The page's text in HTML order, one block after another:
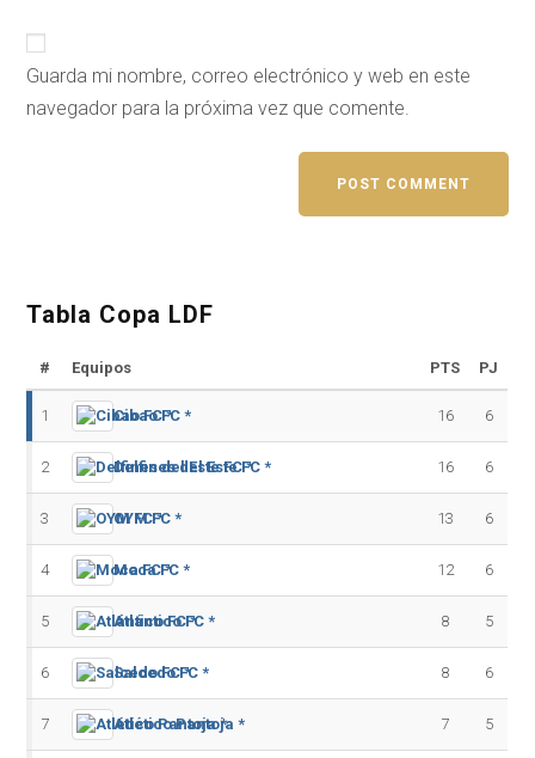
Guarda mi nombre, correo electrónico y web en este
navegador para la próxima vez que comente.
Tabla Copa LDF
# Equipos PTS PJ
1 Cibao FC * 16 6
2 Delfines del Este FC * 16 6
3 OYM FC * 13 6
4 Moca FC * 12 6
5 Atlántico FC * 8 5
6 Salcedo FC * 8 6
7 Atlético Pantoja * 7 5